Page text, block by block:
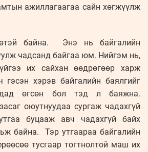
ажиллагаагаа сайн хөгжүүлж
байна. Энэ нь байгалийн
чадсанд байгаа юм. Нийгэм нь,
их сайхан өөдрөгөөр харж
хэрэв байгалийн баялгийг
өгсөн бол тэд л баяжна.
оюутнуудаа сургаж чадахгүй
буцааж авч чадахгүй байх
байна. Тэр утгаараа байгалийн
тусгаар тогтнолтой маш их